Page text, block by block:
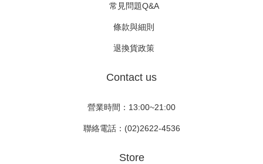
常見問題Q&A
條款與細則
退換貨政策
Contact us
營業時間：13:00~21:00
聯絡電話：(02)2622-4536
Store